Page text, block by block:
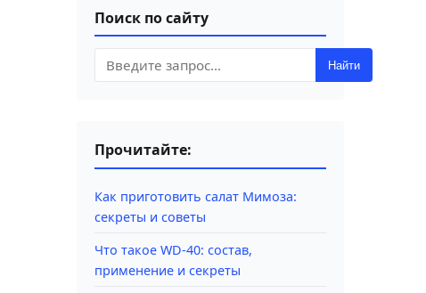
Поиск по сайту
Найти
Прочитайте:
Как приготовить салат Мимоза:
секреты и советы
Что такое WD-40: состав,
применение и секреты